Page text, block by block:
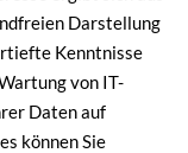
Darstellung
Kenntnisse
von IT-
Daten auf
können Sie